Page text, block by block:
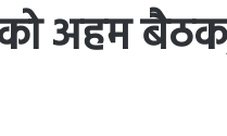
अहम